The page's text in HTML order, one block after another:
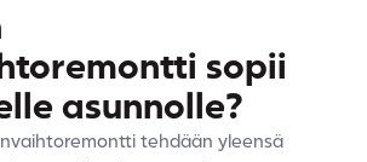
sopii
asunnolle?
tehdään yleensä